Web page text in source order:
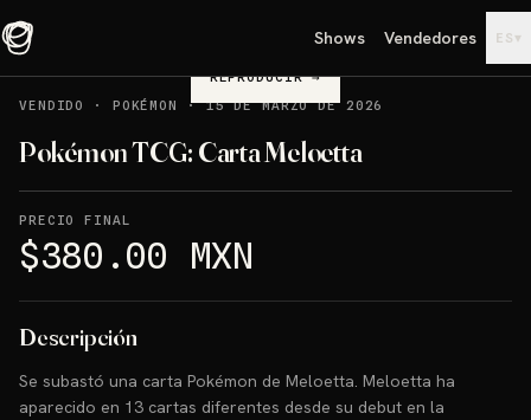
Shows Vendedores ES ▾
REPRODUCIR→
VENDIDO
· POKÉMON ·15 DE MARZO DE 2026
Pokémon TCG: Carta Meloetta
PRECIO FINAL
$380.00 MXN
Descripción
Se subastó una carta Pokémon de Meloetta. Meloetta ha
aparecido en 13 cartas diferentes desde su debut en la